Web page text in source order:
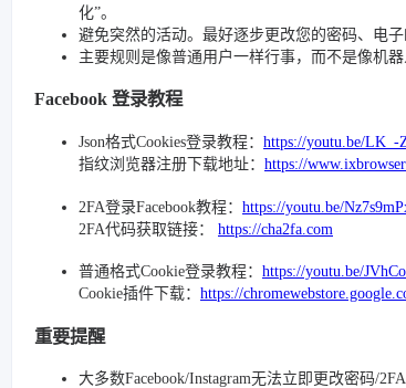
化”。
避免突然的活动。最好逐步更改您的密码、电
主要规则是像普通用户一样行事，而不是像机
Facebook 登录教程
Json格式Cookies登录教程： https://youtu.be/LK_-
指纹浏览器注册下载地址： https://
2FA登录Facebook教程： https://youtu.be/
2FA代码获取链接： https://cha2fa.com
普通格式Cookie登录教程： https://youtu.be/
Cookie插件下载： https://
重要提醒
大多数Facebook/Instagram无法立即更改密码/